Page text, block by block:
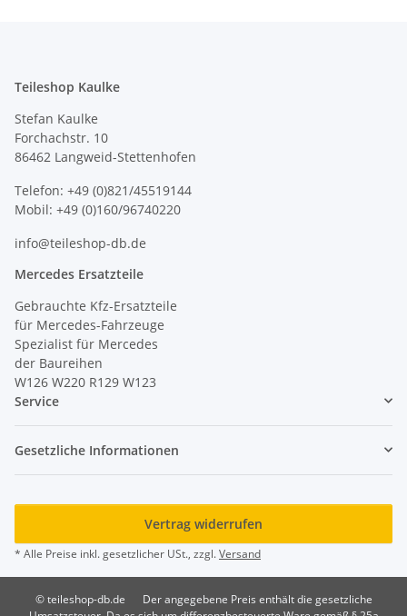
Teileshop Kaulke
Stefan Kaulke
Forchachstr. 10
86462 Langweid-Stettenhofen
Telefon: +49 (0)821/45519144
Mobil: +49 (0)160/96740220
info@teileshop-db.de
Mercedes Ersatzteile
Gebrauchte Kfz-Ersatzteile
für Mercedes-Fahrzeuge
Spezialist für Mercedes
der Baureihen
W126 W220 R129 W123
Service
Gesetzliche Informationen
Vertrag widerrufen
* Alle Preise inkl. gesetzlicher USt., zzgl.Versand
© teileshop-db.de
Der angegebene Preis enthält die gesetzliche